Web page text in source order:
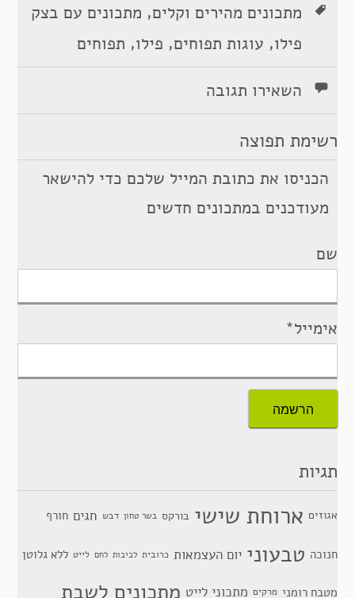
מתכונים מהירים וקלים, מתכונים עם בצק
פילו, עוגות תפוחים, פילו, תפוחים
השאירו תגובה
רשימת תפוצה
הכניסו את כתובת המייל שלכם כדי להישאר
מעודכנים במתכונים חדשים
שם
אימייל*
תגיות
אגוזים ארוחת שישי בורקס בשר טחון דבש חגים חורף
חנוכה טבעוני יום העצמאות כרובית לביבות לחם לייט ללא גלוטן
מטבח רומני מרקים מתכוני לייט מתכונים לשבת